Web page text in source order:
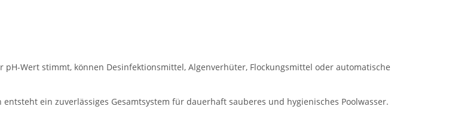
Wert stimmt, können Desinfektionsmittel, Algenverhüter, Flockungsmittel oder automatische
ein zuverlässiges Gesamtsystem für dauerhaft sauberes und hygienisches Poolwasser.